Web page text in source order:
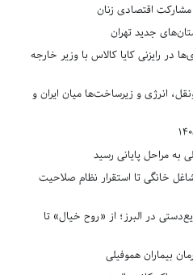
مشارکت اقتصادی زنان
جدید تهران
در رایزنی کایا کالاس با وزیر خارجه
انرژی و زیرساخت‌ها میان ایران و
به مراحل پایانی رسید
خانگی تا استقرار نظام صلاحیت
در البرز؛ از «روح خیال» تا